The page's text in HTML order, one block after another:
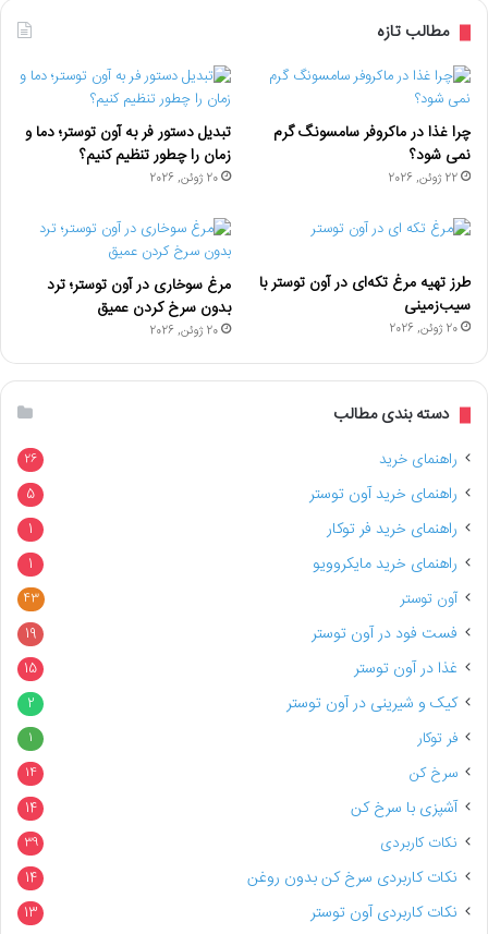
مطالب تازه
چرا غذا در ماکروفر سامسونگ گرم
نمی شود؟
22 ژوئن, 2026
تبدیل دستور فر به آون توستر؛ دما و
زمان را چطور تنظیم کنیم؟
20 ژوئن, 2026
طرز تهیه مرغ تکه‌ای در آون توستر با
سیب‌زمینی
20 ژوئن, 2026
مرغ سوخاری در آون توستر؛ ترد
بدون سرخ کردن عمیق
20 ژوئن, 2026
دسته بندی مطالب
راهنمای خرید 26
راهنمای خرید آون توستر 5
راهنمای خرید فر توکار 1
راهنمای خرید مایکروویو 1
آون توستر 43
فست فود در آون توستر 19
غذا در آون توستر 15
کیک و شیرینی در آون توستر 2
فر توکار 1
سرخ کن 14
آشپزی با سرخ کن 14
نکات کاربردی 39
نکات کاربردی سرخ کن بدون روغن 14
نکات کاربردی آون توستر 13